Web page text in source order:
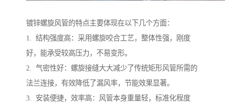
镀锌螺旋风管的特点主要体现在以下几个方面：
1. 结构强度高：采用螺旋咬合工艺，整体性强，刚度
好，能承受较高压力，不易变形。
2. 气密性好：螺旋接缝大大减少了传统矩形风管所需的
法兰连接，有效降低了漏风率，节能效果显著。
3. 安装便捷，效率高：风管本身重量轻，标准化程度